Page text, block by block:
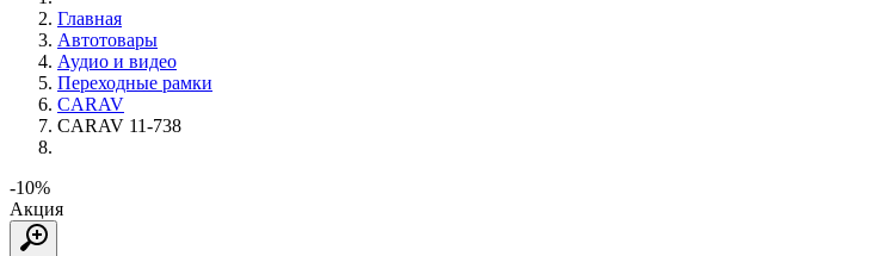
Главная
Автотовары
Аудио и видео
Переходные рамки
CARAV
CARAV 11-738
-10%
Акция